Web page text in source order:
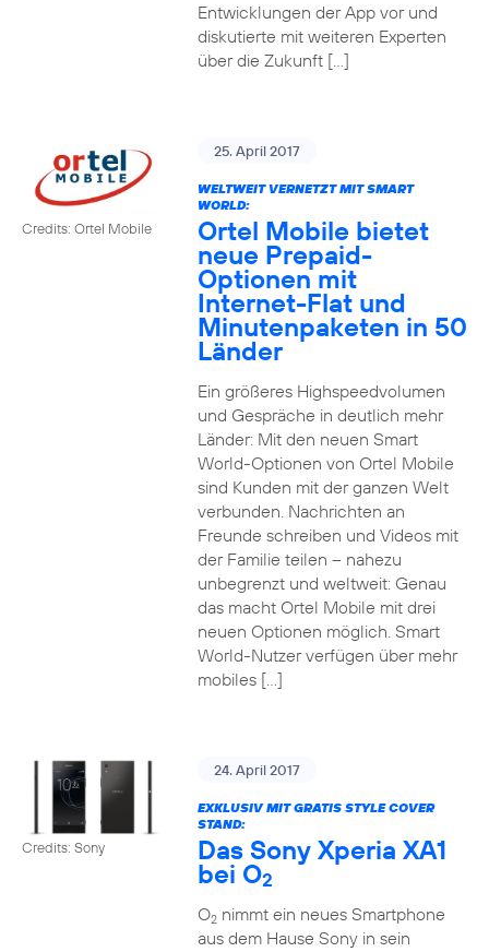
Entwicklungen der App vor und
diskutierte mit weiteren Experten
über die Zukunft […]
Credits: Ortel Mobile
25. April 2017
WELTWEIT VERNETZT MIT SMART
WORLD:
Ortel Mobile bietet
neue Prepaid-
Optionen mit
Internet-Flat und
Minutenpaketen in 50
Länder
Ein größeres Highspeedvolumen
und Gespräche in deutlich mehr
Länder: Mit den neuen Smart
World-Optionen von Ortel Mobile
sind Kunden mit der ganzen Welt
verbunden. Nachrichten an
Freunde schreiben und Videos mit
der Familie teilen – nahezu
unbegrenzt und weltweit: Genau
das macht Ortel Mobile mit drei
neuen Optionen möglich. Smart
World-Nutzer verfügen über mehr
mobiles […]
Credits: Sony
24. April 2017
EXKLUSIV MIT GRATIS STYLE COVER
STAND:
Das Sony Xperia XA1
bei O2
O2nimmt ein neues Smartphone
aus dem Hause Sony in sein